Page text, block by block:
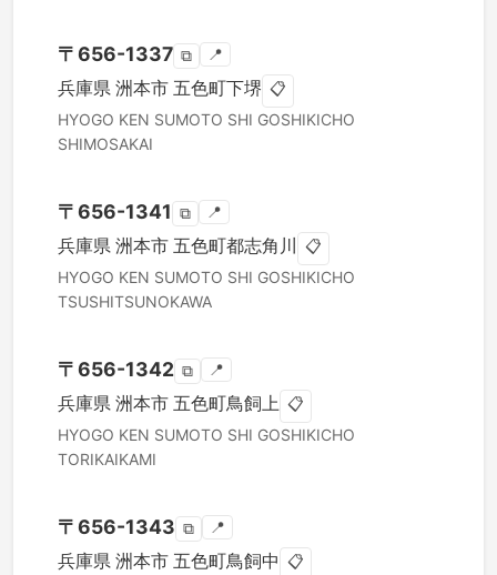
〒656-1337 ⧉ 📍
兵庫県 洲本市 五色町下堺 📋
HYOGO KEN SUMOTO SHI GOSHIKICHO
SHIMOSAKAI
〒656-1341 ⧉ 📍
兵庫県 洲本市 五色町都志角川 📋
HYOGO KEN SUMOTO SHI GOSHIKICHO
TSUSHITSUNOKAWA
〒656-1342 ⧉ 📍
兵庫県 洲本市 五色町鳥飼上 📋
HYOGO KEN SUMOTO SHI GOSHIKICHO
TORIKAIKAMI
〒656-1343 ⧉ 📍
兵庫県 洲本市 五色町鳥飼中 📋